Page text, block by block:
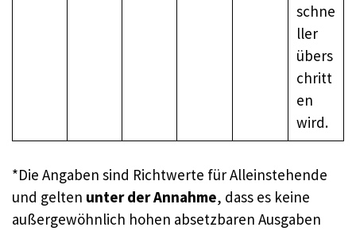
schne
ller
übers
chritt
en
wird.
*Die Angaben sind Richtwerte für Alleinstehende
und gelten unter der Annahme, dass es keine
außergewöhnlich hohen absetzbaren Ausgaben